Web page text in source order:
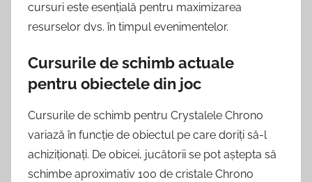
cursuri este esențială pentru maximizarea
resurselor dvs. în timpul evenimentelor.
Cursurile de schimb actuale
pentru obiectele din joc
Cursurile de schimb pentru Crystalele Chrono
variază în funcție de obiectul pe care doriți să-l
achiziționați. De obicei, jucătorii se pot aștepta să
schimbe aproximativ 100 de cristale Chrono